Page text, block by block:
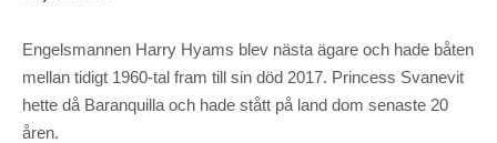
Engelsmannen Harry Hyams blev nästa ägare och hade båten
mellan tidigt 1960-tal fram till sin död 2017. Princess Svanevit
hette då Baranquilla och hade stått på land dom senaste 20
åren.